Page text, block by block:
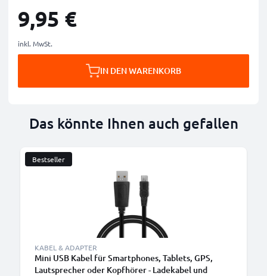
9,95 €
inkl. MwSt.
IN DEN WARENKORB
Das könnte Ihnen auch gefallen
Bestseller
KABEL & ADAPTER
Mini USB Kabel für Smartphones, Tablets, GPS,
Lautsprecher oder Kopfhörer - Ladekabel und